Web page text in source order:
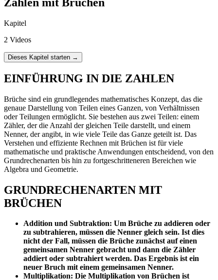
Kapitel
2 Videos
Dieses Kapitel starten →
EINFÜHRUNG IN DIE ZAHLEN
Brüche sind ein grundlegendes mathematisches Konzept, das die
genaue Darstellung von Teilen eines Ganzen, von Verhältnissen
oder Teilungen ermöglicht. Sie bestehen aus zwei Teilen: einem
Zähler, der die Anzahl der gleichen Teile darstellt, und einem
Nenner, der angibt, in wie viele Teile das Ganze geteilt ist. Das
Verstehen und effiziente Rechnen mit Brüchen ist für viele
mathematische und praktische Anwendungen entscheidend, von den
Grundrechenarten bis hin zu fortgeschritteneren Bereichen wie
Algebra und Geometrie.
GRUNDRECHENARTEN MIT
BRÜCHEN
Addition und Subtraktion: Um Brüche zu addieren oder
zu subtrahieren, müssen die Nenner gleich sein. Ist dies
nicht der Fall, müssen die Brüche zunächst auf einen
gemeinsamen Nenner gebracht und dann die Zähler
addiert oder subtrahiert werden. Das Ergebnis ist ein
neuer Bruch mit einem gemeinsamen Nenner.
Multiplikation: Die Multiplikation von Brüchen ist